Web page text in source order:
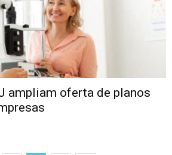
ampliam oferta de planos